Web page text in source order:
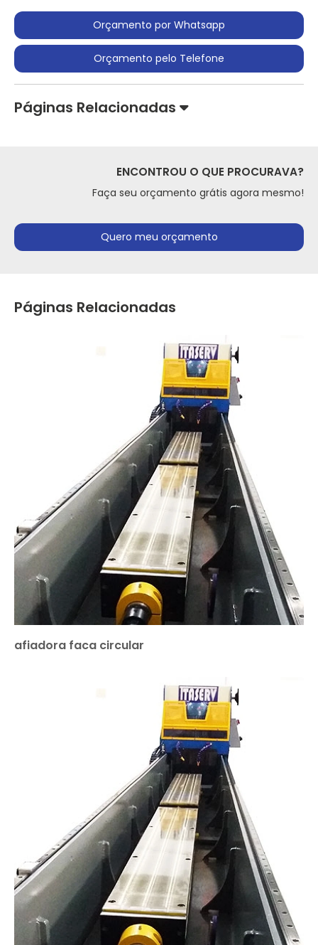
Orçamento por Whatsapp
Orçamento pelo Telefone
Páginas Relacionadas
ENCONTROU O QUE PROCURAVA?
Faça seu orçamento grátis agora mesmo!
Quero meu orçamento
Páginas Relacionadas
afiadora faca circular